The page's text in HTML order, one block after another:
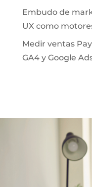
Embudo de
UX como
Medir ventas
GA4 y Google